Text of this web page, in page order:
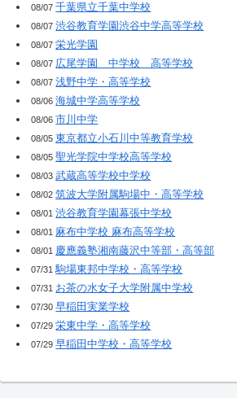
08/07千葉県立千葉中学校
08/07渋谷教育学園渋谷中学高等学校
08/07栄光学園
08/07 広尾学園 中学校 高等学校
08/07浅野中学・高等学校
08/06海城中学高等学校
08/06 市川中学
08/05 東京都立小石川中等教育学校
08/05聖光学院中学校高等学校
08/03武蔵高等学校中学校
08/02筑波大学附属駒場中・高等学校
08/01渋谷教育学園幕張中学校
08/01 麻布中学校 麻布高等学校
08/01 慶應義塾湘南藤沢中等部・高等部
07/31駒場東邦中学校・高等学校
07/31 お茶の水女子大学附属中学校
07/30早稲田実業学校
07/29栄東中学・高等学校
07/29早稲田中学校・高等学校